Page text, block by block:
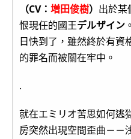
（CV： 増田俊樹） 出於某
恨現任的國王デルザイン
日快到了，雖然終於有資
的罪名而被關在牢中。
.
就在エミリオ苦思如何逃
房突然出現空間歪曲－－